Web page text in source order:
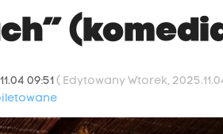
09:51( Edytowany Wtorek,